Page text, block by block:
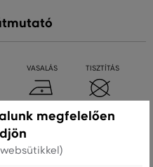
VASALÁS TISZTÍTÁS
megfelelően